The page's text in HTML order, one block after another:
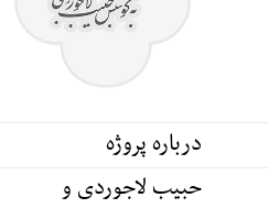
درباره پروژه
حبیب لاجوردی و